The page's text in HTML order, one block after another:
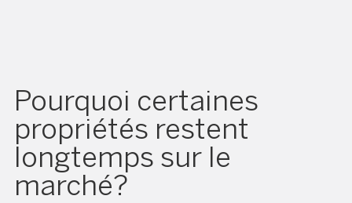
Pourquoi certaines
propriétés restent
longtemps sur le
marché?